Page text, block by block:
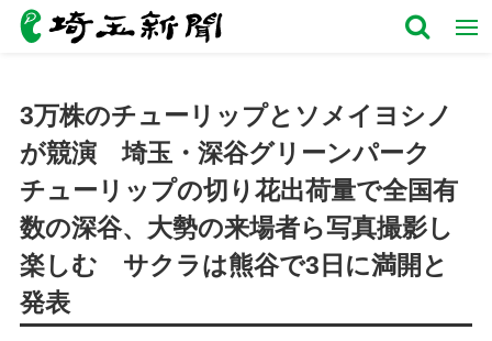
3万株のチューリップとソメイヨシノ
が競演 埼玉・深谷グリーンパーク
チューリップの切り花出荷量で全国有
数の深谷、大勢の来場者ら写真撮影し
楽しむ サクラは熊谷で3日に満開と
発表